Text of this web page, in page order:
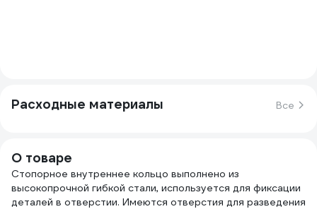
Расходные материалы Все
О товаре
Стопорное внутреннее кольцо выполнено из
высокопрочной гибкой стали, используется для фиксации
деталей в отверстии. Имеются отверстия для разведения